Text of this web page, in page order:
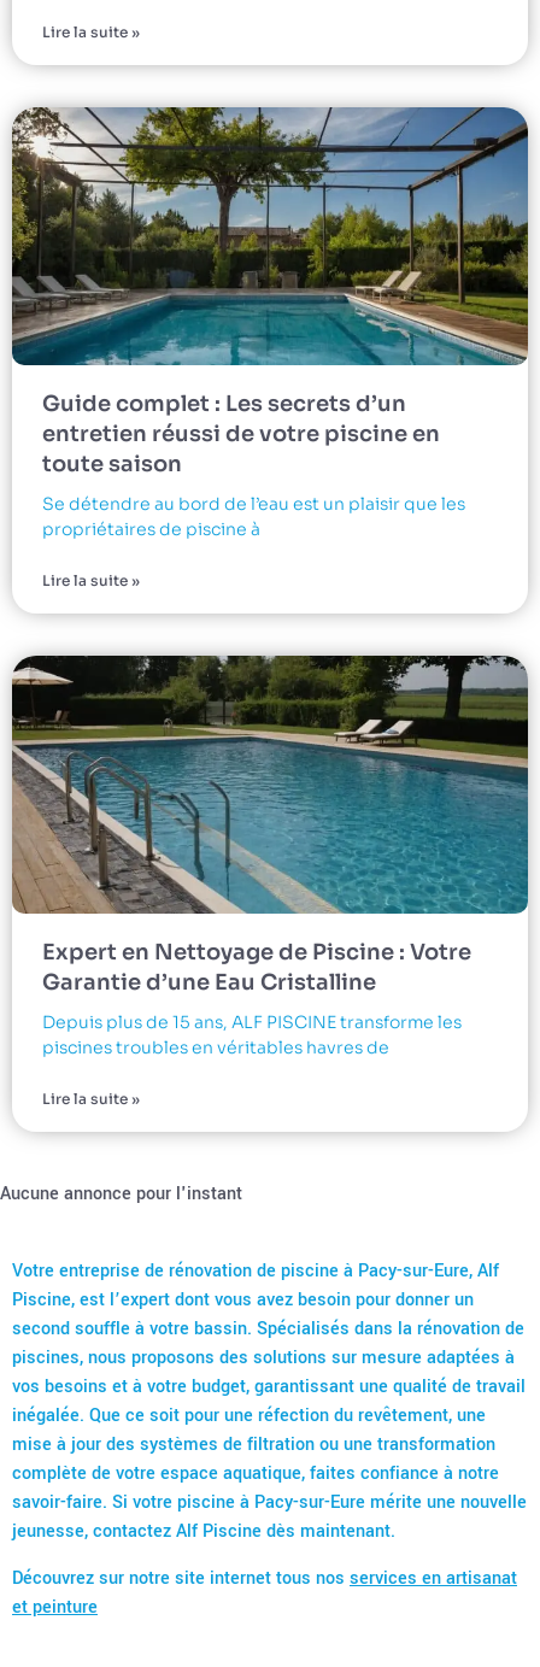
Lire la suite »
Guide complet : Les secrets d’un
entretien réussi de votre piscine en
toute saison
Se détendre au bord de l’eau est un plaisir que les
propriétaires de piscine à
Lire la suite »
Expert en Nettoyage de Piscine : Votre
Garantie d’une Eau Cristalline
Depuis plus de 15 ans, ALF PISCINE transforme les
piscines troubles en véritables havres de
Lire la suite »
Aucune annonce pour l'instant
Votre entreprise de rénovation de piscine à Pacy-sur-Eure, Alf
Piscine, est l’expert dont vous avez besoin pour donner un
second souffle à votre bassin. Spécialisés dans la rénovation de
piscines, nous proposons des solutions sur mesure adaptées à
vos besoins et à votre budget, garantissant une qualité de travail
inégalée. Que ce soit pour une réfection du revêtement, une
mise à jour des systèmes de filtration ou une transformation
complète de votre espace aquatique, faites confiance à notre
savoir-faire. Si votre piscine à Pacy-sur-Eure mérite une nouvelle
jeunesse, contactez Alf Piscine dès maintenant.
Découvrez sur notre site internet tous nos services en artisanat
et peinture